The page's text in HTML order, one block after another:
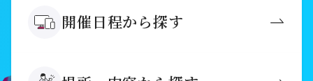
開催日程から探す